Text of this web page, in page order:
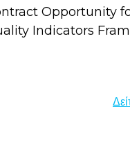
Opportunity
Indicators